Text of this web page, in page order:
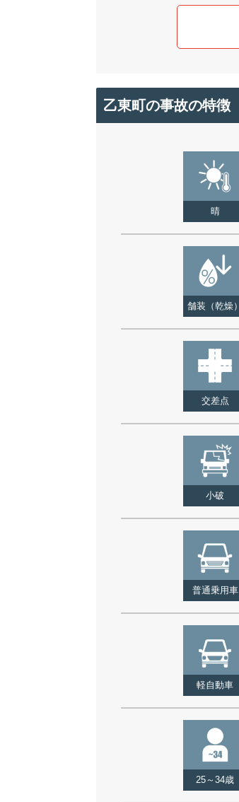
乙東町の事故の特徴
晴
舗装（乾燥）
交差点
小破
普通乗用車
軽自動車
25～34歳